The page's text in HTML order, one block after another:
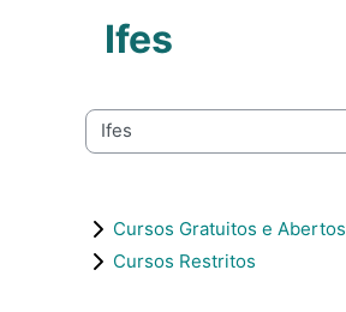
Ifes
Categorías
Cursos Gratuitos e Abertos
Cursos Restritos